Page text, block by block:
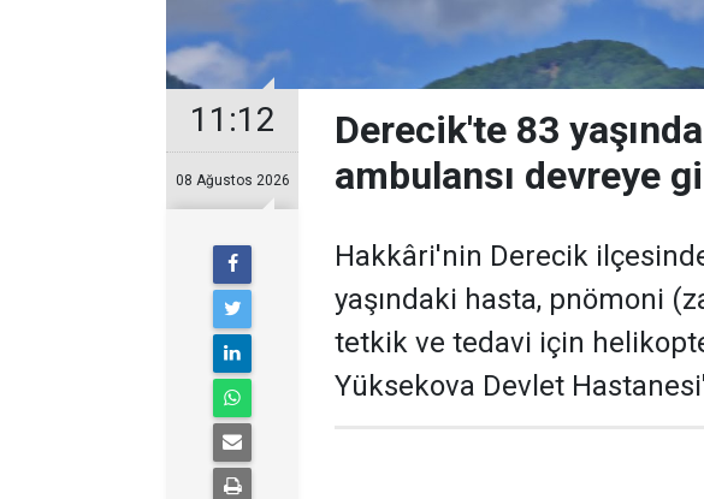
11:12
08 Ağustos 2026
Derecik'te 83
ambulansı devreye
Hakkâri'nin Derecik
yaşındaki hasta, pnömoni
tetkik ve tedavi için
Yüksekova Devlet